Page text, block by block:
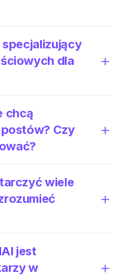
specjalizujący
dla
chcą
Czy
wiele
jest
w